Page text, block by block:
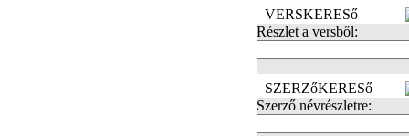
VERSKERESő
Részlet a versből:
SZERZőKERESő
Szerző névrészletre: